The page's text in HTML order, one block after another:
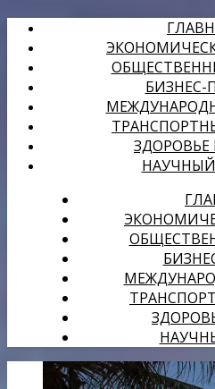
БИЗНЕС-